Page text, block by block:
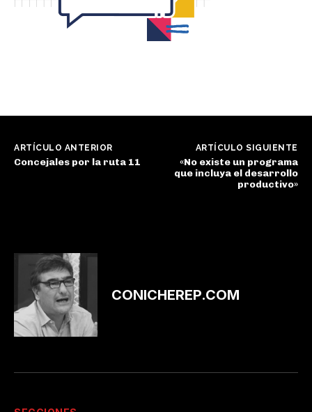
ARTÍCULO ANTERIOR
Concejales por la ruta 11
ARTÍCULO SIGUIENTE
«No existe un programa
que incluya el desarrollo
productivo»
CONICHEREP.COM